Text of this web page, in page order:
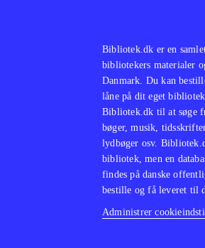
Bibliotek.dk er en
bibliotekers materialer
Danmark. Du kan
låne på dit eget
Bibliotek.dk til at søge
bøger, musik,
lydbøger osv.
bibliotek, men en
findes på danske
bestille og få leveret til
Administrer